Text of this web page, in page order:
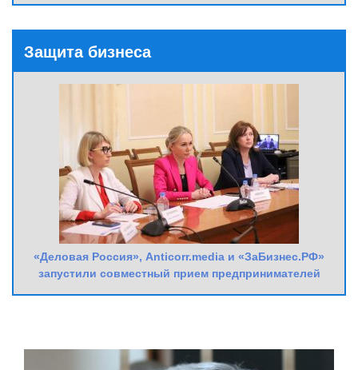
Защита бизнеса
«Деловая Россия», Anticorr.media и «ЗаБизнес.РФ»
запустили совместный прием предпринимателей